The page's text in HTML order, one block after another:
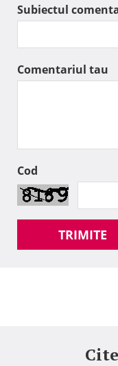
Subiectul
Comentariul tau
Cod
TRIMITE